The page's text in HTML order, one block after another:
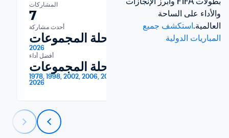
العالمية.
المباريات الدولية
المشاركات
7
أحدث مشاركة
مرحلة المجموعات
2026
أفضل أداء
مرحلة المجموعات
1978, 1998, 2002, 2006, 2018, 2022,
2026
المشاركات
16
آخر مشاركة
2026